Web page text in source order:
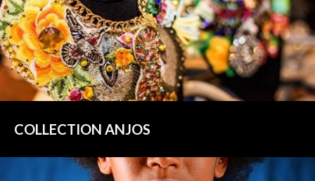
COLLECTION ANJOS